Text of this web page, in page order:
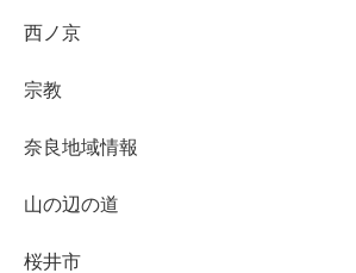
西ノ京
宗教
奈良地域情報
山の辺の道
桜井市